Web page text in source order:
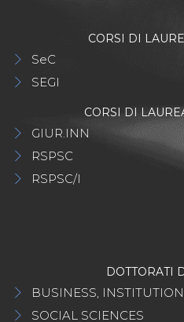
CORSI DI
SeC
SEGI
CORSI DI
GIUR.INN
RSPSC
RSPSC/I
DOTTORATI
BUSINESS,
SOCIAL SCIENCES